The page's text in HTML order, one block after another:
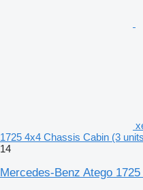
1725 4x4 Chassis Cabin (3
14
Mercedes-Benz Atego